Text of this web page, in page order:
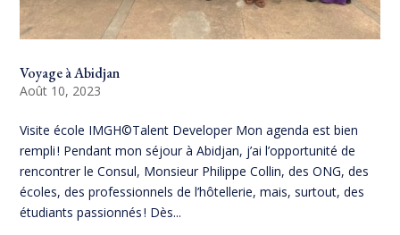
Voyage à Abidjan
Août 10, 2023
Visite école IMGH©Talent Developer Mon agenda est bien
rempli ! Pendant mon séjour à Abidjan, j’ai l’opportunité de
rencontrer le Consul, Monsieur Philippe Collin, des ONG, des
écoles, des professionnels de l’hôtellerie, mais, surtout, des
étudiants passionnés ! Dès...